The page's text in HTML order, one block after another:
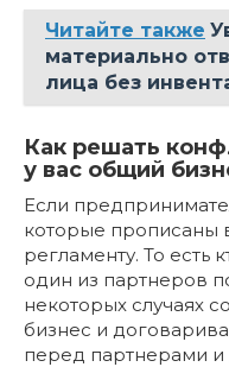
Читайте также
материально
лица без
Как решать
у вас общий
Если
которые прописаны
регламенту. То есть
один из партнеров
некоторых случаях
бизнес и
перед партнерами и